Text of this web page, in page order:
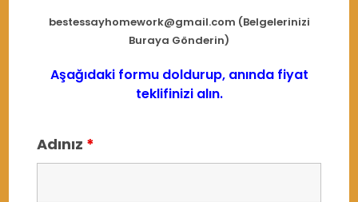
bestessayhomework@gmail.com (Belgelerinizi
Buraya Gönderin)
Aşağıdaki formu doldurup, anında fiyat
teklifinizi alın.
Adınız *